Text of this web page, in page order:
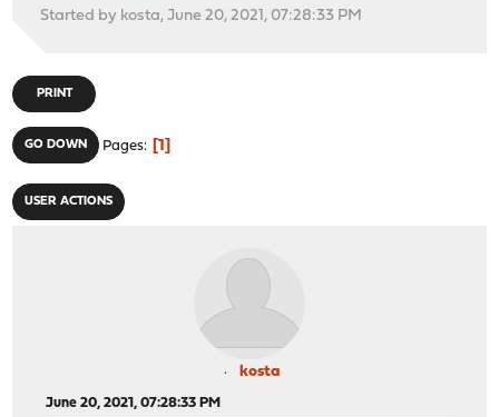
Started by kosta, June 20, 2021, 07:28:33 PM
PRINT
GO DOWN Pages 1
USER ACTIONS
kosta
June 20, 2021, 07:28:33 PM